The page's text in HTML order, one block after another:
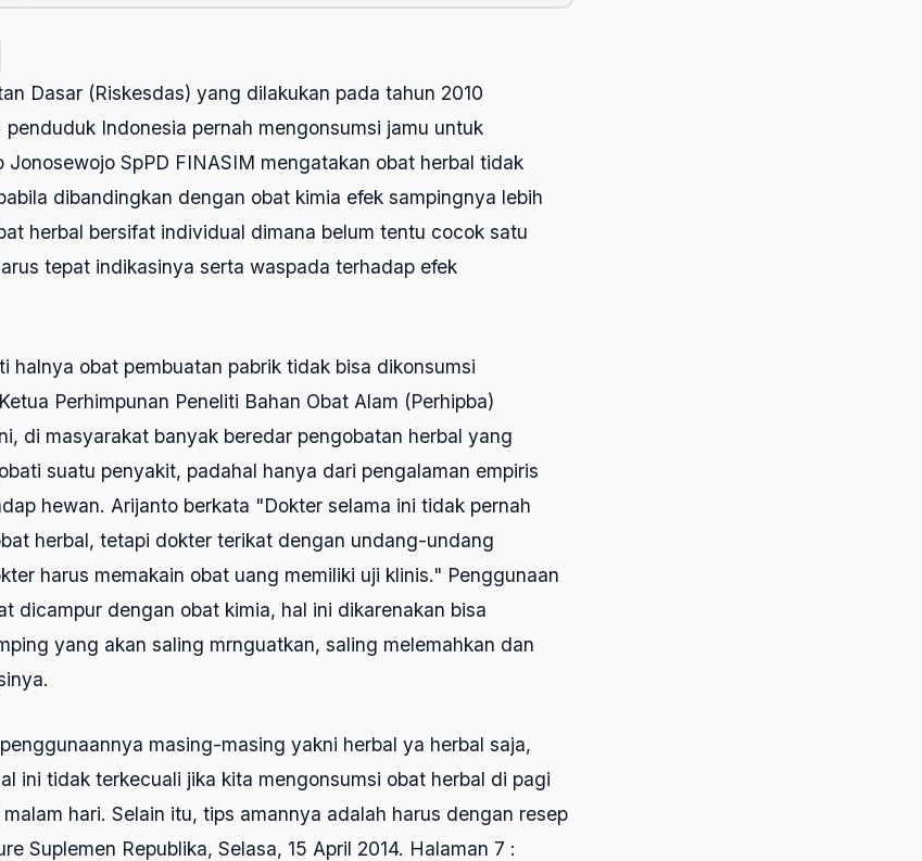
Dasar (Riskesdas) yang dilakukan pada tahun 2010
penduduk Indonesia pernah mengonsumsi jamu untuk
Jonosewojo SpPD FINASIM mengatakan obat herbal tidak
dibandingkan dengan obat kimia efek sampingnya lebih
herbal bersifat individual dimana belum tentu cocok satu
tepat indikasinya serta waspada terhadap efek
halnya obat pembuatan pabrik tidak bisa dikonsumsi
Perhimpunan Peneliti Bahan Obat Alam (Perhipba)
di masyarakat banyak beredar pengobatan herbal yang
suatu penyakit, padahal hanya dari pengalaman empiris
hewan. Arijanto berkata "Dokter selama ini tidak pernah
herbal, tetapi dokter terikat dengan undang-undang
harus memakain obat uang memiliki uji klinis." Penggunaan
dicampur dengan obat kimia, hal ini dikarenakan bisa
yang akan saling mrnguatkan, saling melemahkan dan
masing-masing yakni herbal ya herbal saja,
ini tidak terkecuali jika kita mengonsumsi obat herbal di pagi
hari. Selain itu, tips amannya adalah harus dengan resep
Suplemen Republika, Selasa, 15 April 2014. Halaman 7 :